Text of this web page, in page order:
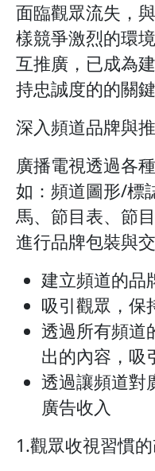
面臨觀眾流失，
樣競爭激烈的環
互推廣，已成為
持忠誠度的的關鍵
深入頻道品牌與
廣播電視透過各
如：頻道圖形/標
馬、節目表、節
進行品牌包裝與
建立頻道的品
吸引觀眾，保
透過所有頻道
出的內容，吸
透過讓頻道對
廣告收入
1.觀眾收視習慣